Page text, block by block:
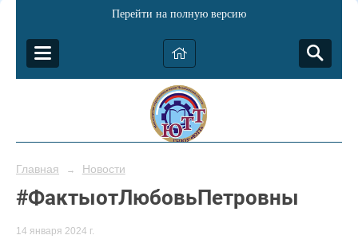
Перейти на полную версию
Главная → Новости
#ФактыотЛюбовьПетровны
14 января 2024 г.